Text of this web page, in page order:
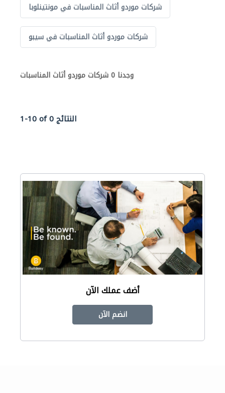
شركات موردو أثاث المناسبات في مونتينلوبا
شركات موردو أثاث المناسبات في سيبو
وجدنا 0 شركات موردو أثاث المناسبات
1-10 of 0 النتائج
أضف عملك الآن
انضم الآن